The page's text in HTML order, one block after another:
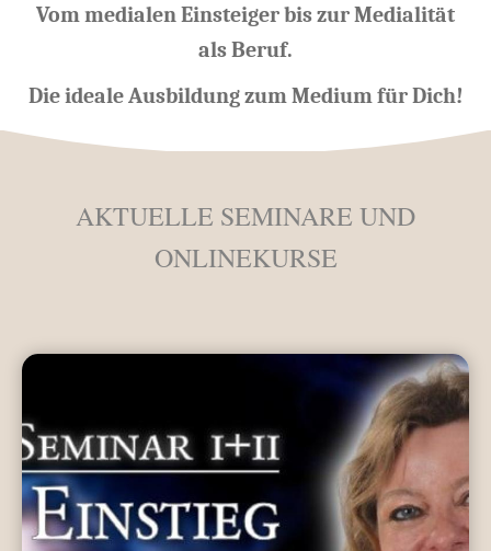
Vom medialen Einsteiger bis zur Medialität
als Beruf.
Die ideale Ausbildung zum Medium für Dich!
AKTUELLE SEMINARE UND
ONLINEKURSE